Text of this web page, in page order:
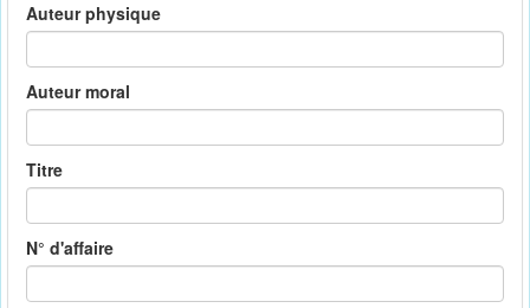
Auteur physique
Auteur moral
Titre
N° d'affaire